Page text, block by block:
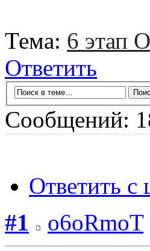
Тема: 6 этап
Ответить
Сообщений:
Ответить с
#1
o6oRmoT